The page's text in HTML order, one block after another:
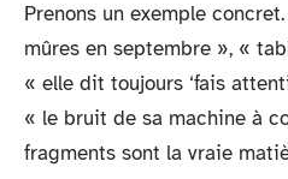
Prenons un exemple
mûres en septembre », «
« elle dit toujours ‘fais
« le bruit de sa machine à
fragments sont la vraie